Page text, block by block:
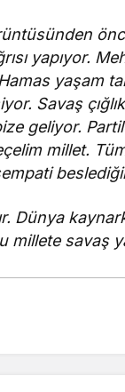
yapıyor.
yaşam
Savaş
geliyor.
millet.
Dünya
millete savaş